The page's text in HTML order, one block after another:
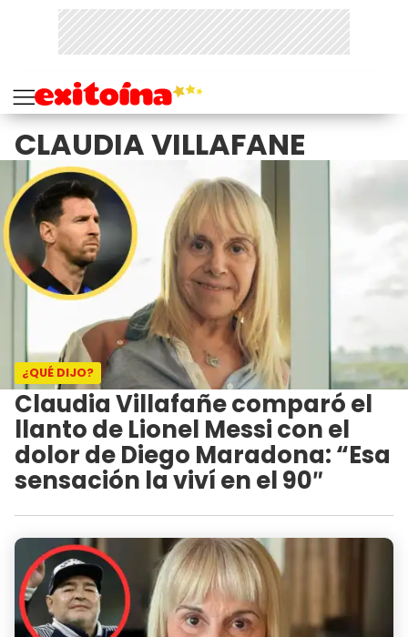
CLAUDIA VILLAFANE
¿QUÉ DIJO?
Claudia Villafañe comparó el
llanto de Lionel Messi con el
dolor de Diego Maradona: “Esa
sensación la viví en el 90″